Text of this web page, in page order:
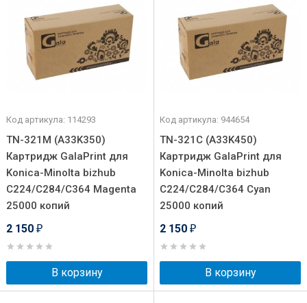
Код артикула: 114293
TN-321M (A33K350)
Картридж GalaPrint для
Konica-Minolta bizhub
C224/C284/C364 Magenta
25000 копий
2 150 ₽
В корзину
Код артикула: 944654
TN-321C (A33K450)
Картридж GalaPrint для
Konica-Minolta bizhub
C224/C284/C364 Cyan
25000 копий
2 150 ₽
В корзину